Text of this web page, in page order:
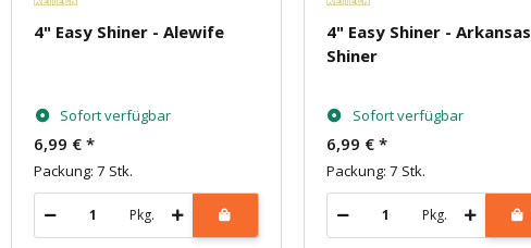
4" Easy Shiner - Alewife
Sofort verfügbar
6,99 € *
Packung: 7 Stk.
Pkg.
4" Easy Shiner - Arkansas
Shiner
Sofort verfügbar
6,99 € *
Packung: 7 Stk.
Pkg.